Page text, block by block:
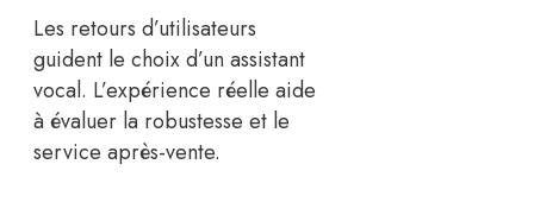
Les retours d’utilisateurs
guident le choix d’un assistant
vocal. L’expérience réelle aide
à évaluer la robustesse et le
service après-vente.